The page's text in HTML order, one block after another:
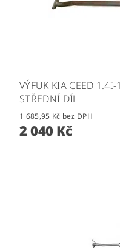
VÝFUK KIA CEED
STŘEDNÍ DÍL
1 685,95 Kč bez DPH
2 040 Kč